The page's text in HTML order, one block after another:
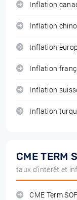
Inflation
Inflation
Inflation
Inflation
Inflation
Inflation
CME TERM
taux d'intérêt et
CME Term